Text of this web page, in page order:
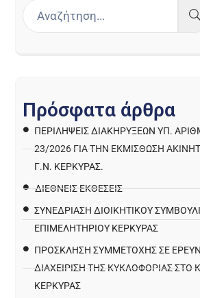
Πρόσφατα άρθρα
ΠΕΡΙΛΉΨΕΙΣ ΔΙΑΚΗΡΎΞΕΩΝ ΥΠ.
23/2026 ΓΙΑ ΤΗΝ ΕΚΜΊΣΘΩΣΗ
Γ.Ν. ΚΈΡΚΥΡΑΣ.
ΔΙΕΘΝΕΙΣ ΕΚΘΕΣΕΙΣ
ΣΥΝΕΔΡΙΑΣΗ ΔΙΟΙΚΗΤΙΚΟΥ
ΕΠΙΜΕΛΗΤΗΡΙΟΥ ΚΕΡΚΥΡΑΣ
ΠΡΌΣΚΛΗΣΗ ΣΥΜΜΕΤΟΧΉΣ ΣΕ
ΔΙΑΧΕΊΡΙΣΗ ΤΗΣ ΚΥΚΛΟΦΟΡΊΑΣ ΣΤΟ
ΚΈΡΚΥΡΑΣ